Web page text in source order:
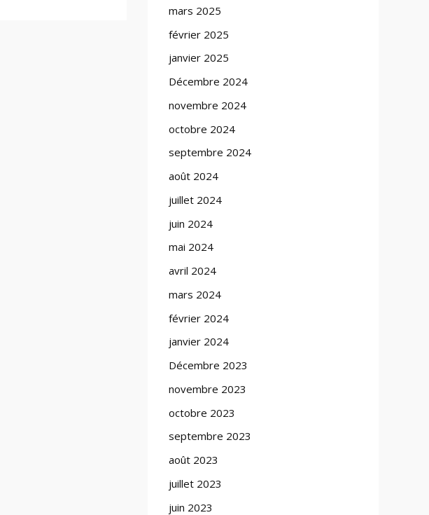
mars 2025
février 2025
janvier 2025
Décembre 2024
novembre 2024
octobre 2024
septembre 2024
août 2024
juillet 2024
juin 2024
mai 2024
avril 2024
mars 2024
février 2024
janvier 2024
Décembre 2023
novembre 2023
octobre 2023
septembre 2023
août 2023
juillet 2023
juin 2023